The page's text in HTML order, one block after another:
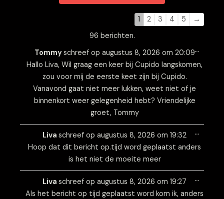
de
gastenboek-
1 2 3 4 5
→
96 berichten.
Tommyschreef op augustus 8, 2026 om 20:09
Hallo Liva, Wil graag een keer bij Cupido langskomen,
zou voor mij de eerste keet zijn bij Cupido.
Vanavond gaat niet meer lukken, weet niet of je
binnenkort weer gelegenheid hebt? Vriendelijke
groet, Tommy
…deze
Liva schreef op augustus 8, 2026 om 19:32
Hoop dat dit bericht op.tijd word geplaatst anders
is het niet de moeite meer
…
Wissel
deze
Liva schreef op augustus 8, 2026 om 19:27
Als het bericht op tijd geplaatst word kom ik, anders
…
Wissel
deze
de
gastenboek-